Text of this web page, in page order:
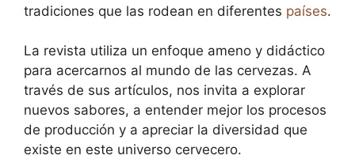
tradiciones que las rodean en diferentes países.
La revista utiliza un enfoque ameno y didáctico
para acercarnos al mundo de las cervezas. A
través de sus artículos, nos invita a explorar
nuevos sabores, a entender mejor los procesos
de producción y a apreciar la diversidad que
existe en este universo cervecero.